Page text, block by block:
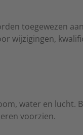
toegewezen
wijzigingen,
water en
voorzien.